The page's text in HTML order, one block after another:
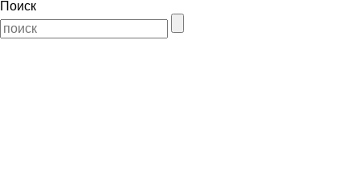
Поиск